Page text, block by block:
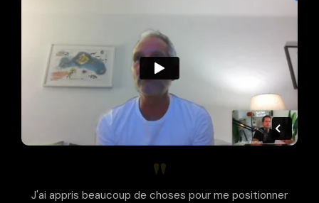
"
J'ai appris beaucoup de choses pour me positionner